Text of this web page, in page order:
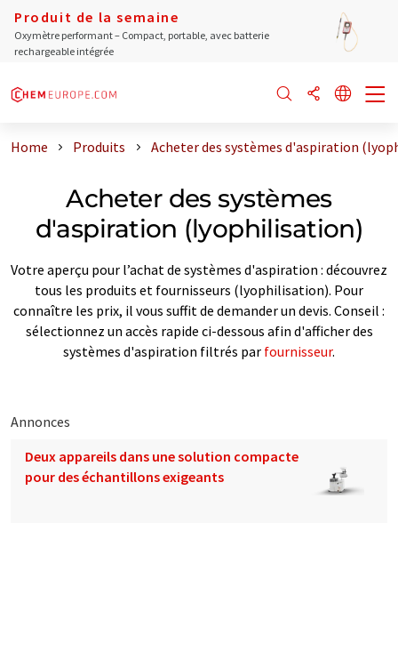
Produit de la semaine
Oxymètre performant – Compact, portable, avec batterie
rechargeable intégrée
Home Produits Acheter des systèmes d'aspiration
Acheter des systèmes
d'aspiration (lyophilisation)
Votre aperçu pour l’achat de systèmes d'aspiration : découvrez
tous les produits et fournisseurs (lyophilisation). Pour
connaître les prix, il vous suffit de demander un devis. Conseil :
sélectionnez un accès rapide ci-dessous afin d'afficher des
systèmes d'aspiration filtrés par fournisseur.
Annonces
Deux appareils dans une solution compacte
pour des échantillons exigeants